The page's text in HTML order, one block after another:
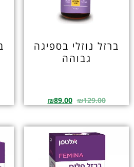
ברזל נוזלי בספיגה
גבוהה
₪129.00
₪89.00